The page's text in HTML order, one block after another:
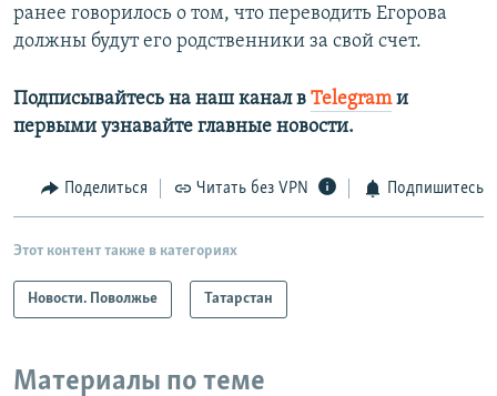
ранее говорилось о том, что переводить Егорова
должны будут его родственники за свой счет.
Подписывайтесь на наш канал в Telegramи
первыми узнавайте главные новости.​
Поделиться Читать без VPN Подпишитесь
Этот контент также в категориях
Новости. Поволжье Татарстан
Материалы по теме